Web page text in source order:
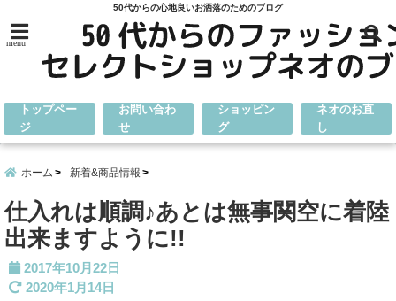
50代からの心地良いお洒落のためのブログ
menu
トップペー
ジ
お問い合わ
せ
ショッピン
グ
ネオのお直
し
ホーム 新着&商品情報
仕入れは順調♪あとは無事関空に着陸
出来ますように!!
2017年10月22日
2020年1月14日